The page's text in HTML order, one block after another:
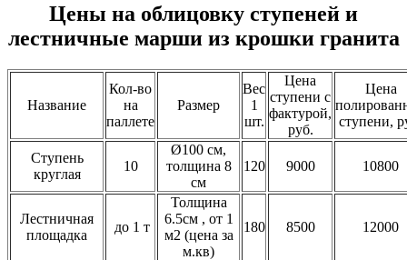
Цены на облицовку ступеней и
лестничные марши из крошки гранита
Название
Кол-во
на
паллете
Размер
Вес
1
шт.
Цена
ступени с
фактурой,
руб.
Цена
ступени,
Ступень
круглая
10
Ø100 см,
толщина 8
см
120 9000 10800
Лестничная
площадка
до 1 т
Толщина
6.5см , от 1
м2 (цена за
м.кв)
180 8500 12000